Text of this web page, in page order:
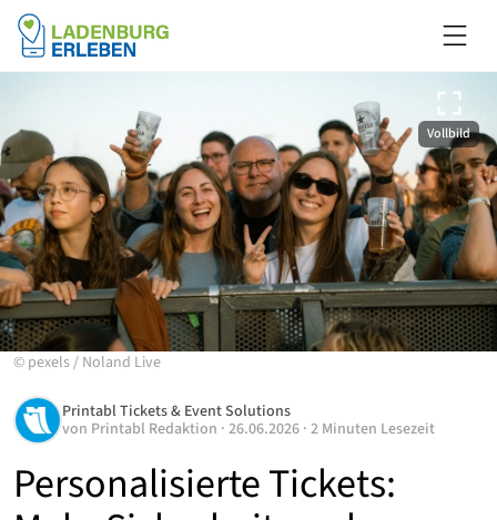
Vollbild
© pexels/ Noland Live
Personalisierte Tickets:
Printabl Tickets & Event Solutions
von Printabl Redaktion · 26.06.2026 · 2 Minuten Lesezeit